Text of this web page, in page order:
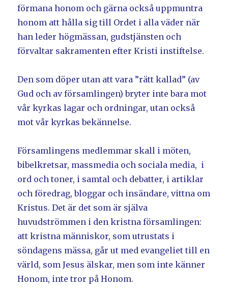
förmana honom och gärna också uppmuntra
honom att hålla sig till Ordet i alla väder när
han leder högmässan, gudstjänsten och
förvaltar sakramenten efter Kristi instiftelse.
Den som döper utan att vara ”rätt kallad” (av
Gud och av församlingen) bryter inte bara mot
vår kyrkas lagar och ordningar, utan också
mot vår kyrkas bekännelse.
Församlingens medlemmar skall i möten,
bibelkretsar, massmedia och sociala media, i
ord och toner, i samtal och debatter, i artiklar
och föredrag, bloggar och insändare, vittna om
Kristus. Det är det som är själva
huvudströmmen i den kristna församlingen:
att kristna människor, som utrustats i
söndagens mässa, går ut med evangeliet till en
värld, som Jesus älskar, men som inte känner
Honom, inte tror på Honom.